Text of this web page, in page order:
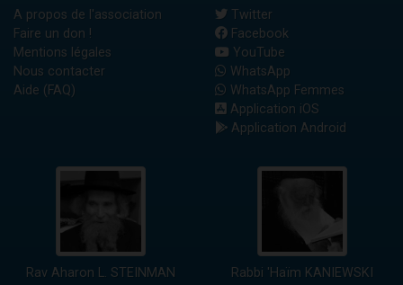
A propos de l'association
Faire un don !
Mentions légales
Nous contacter
Aide (FAQ)
Twitter
Facebook
YouTube
WhatsApp
WhatsApp Femmes
Application iOS
Application Android
Rav Aharon L. STEINMAN Rabbi 'Haïm KANIEWSKI